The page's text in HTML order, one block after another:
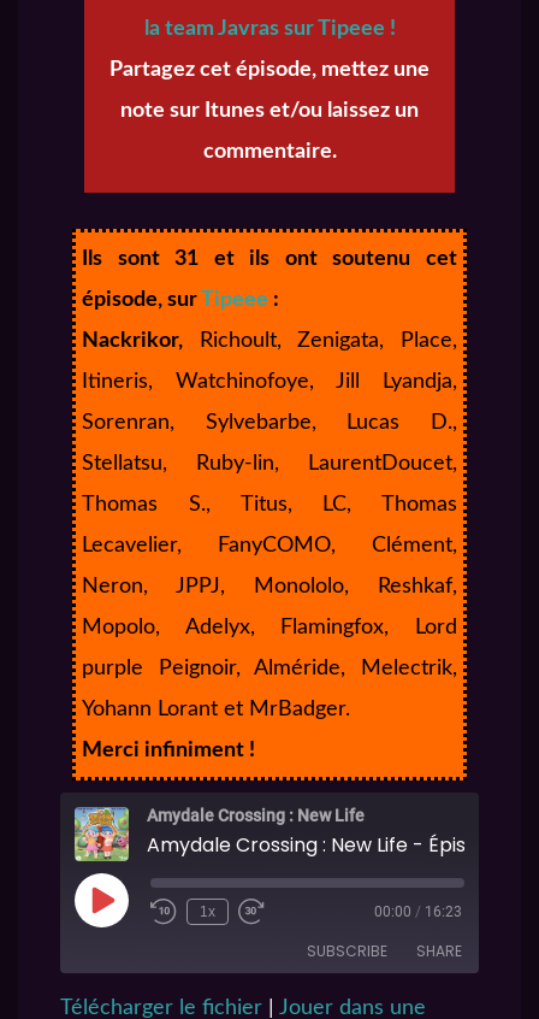
la team Javras sur Tipeee !
Partagez cet épisode, mettez une
note sur Itunes et/ou laissez un
commentaire.
Ils sont 31 et ils ont soutenu cet
épisode, surTipeee :
Nackrikor, Richoult, Zenigata, Place,
Itineris, Watchinofoye, Jill Lyandja,
Sorenran, Sylvebarbe, Lucas D.,
Stellatsu, Ruby-lin, LaurentDoucet,
Thomas S., Titus, LC, Thomas
Lecavelier, FanyCOMO, Clément,
Neron, JPPJ, Monololo, Reshkaf,
Mopolo, Adelyx, Flamingfox, Lord
purple Peignoir, Alméride, Melectrik,
Yohann Lorant et MrBadger.
Merci infiniment !
Amydale Crossing : New Life
Amydale Crossing : New Life - Épisode 06
1x 00:00 / 16:23
SUBSCRIBE SHARE
Télécharger le fichier
Jouer dans une